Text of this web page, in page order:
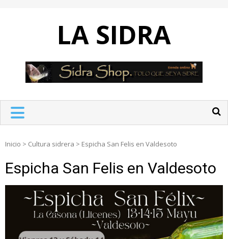
LA SIDRA
Inicio > Cultura sidrera > Espicha San Felis en Valdesoto
Espicha San Felis en Valdesoto